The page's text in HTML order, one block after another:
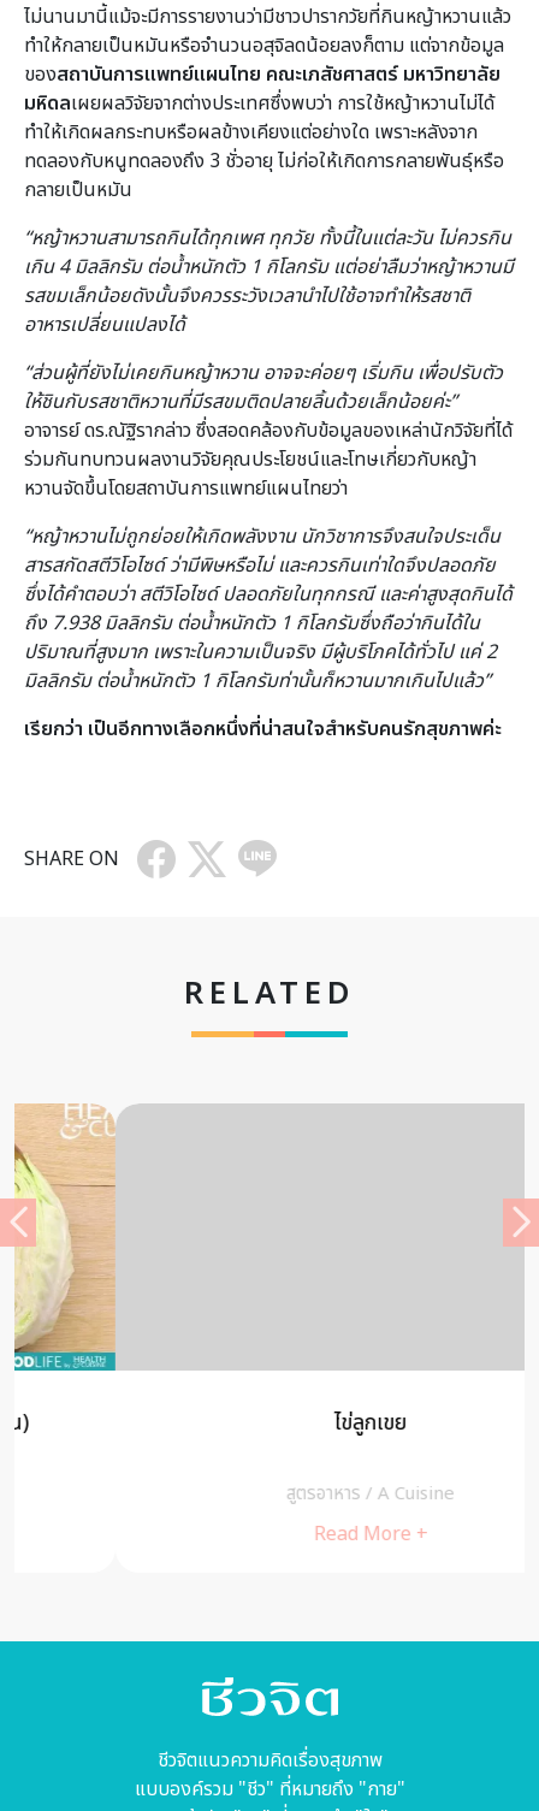
ไม่นานมานี้แม้จะมีการรายงานว่ามีชาวปารากวัยที่กินหญ้าหวานแล้ว
ทำให้กลายเป็นหมันหรือจำนวนอสุจิลดน้อยลงก็ตาม แต่จากข้อมูล
ของสถาบันการแพทย์แผนไทย คณะเภสัชศาสตร์ มหาวิทยาลัย
มหิดลเผยผลวิจัยจากต่างประเทศซึ่งพบว่า การใช้หญ้าหวานไม่ได้
ทำให้เกิดผลกระทบหรือผลข้างเคียงแต่อย่างใด เพราะหลังจาก
ทดลองกับหนูทดลองถึง 3 ชั่วอายุ ไม่ก่อให้เกิดการกลายพันธุ์หรือ
กลายเป็นหมัน
“หญ้าหวานสามารถกินได้ทุกเพศ ทุกวัย ทั้งนี้ในแต่ละวัน ไม่ควรกิน
เกิน4มิลลิกรัม ต่อน้ำหนักตัว 1 กิโลกรัม แต่อย่าลืมว่าหญ้าหวานมี
รสขมเล็กน้อยดังนั้นจึงควรระวังเวลานำไปใช้อาจทำให้รสชาติ
อาหารเปลี่ยนแปลงได้
“ส่วนผู้ที่ยังไม่เคยกินหญ้าหวาน อาจจะค่อยๆ เริ่มกิน เพื่อปรับตัว
ให้ชินกับรสชาติหวานที่มีรสขมติดปลายลิ้นด้วยเล็กน้อยค่ะ”
อาจารย์ ดร.ณัฐิรากล่าว ซึ่งสอดคล้องกับข้อมูลของเหล่านักวิจัยที่ได้
ร่วมกันทบทวนผลงานวิจัยคุณประโยชน์และโทษเกี่ยวกับหญ้า
หวานจัดขึ้นโดยสถาบันการแพทย์แผนไทยว่า
“หญ้าหวานไม่ถูกย่อยให้เกิดพลังงาน นักวิชาการจึงสนใจประเด็น
สารสกัดสตีวิโอไซด์ ว่ามีพิษหรือไม่ และควรกินเท่าใดจึงปลอดภัย
ซึ่งได้คำตอบว่า สตีวิโอไซด์ ปลอดภัยในทุกกรณี และค่าสูงสุดกินได้
ถึง 7.938มิลลิกรัม ต่อน้ำหนักตัว 1 กิโลกรัมซึ่งถือว่ากินได้ใน
ปริมาณที่สูงมาก เพราะในความเป็นจริง มีผู้บริโภคได้ทั่วไป แค่2
มิลลิกรัม ต่อน้ำหนักตัว 1 กิโลกรัมท่านั้นก็หวานมากเกินไปแล้ว”
เรียกว่า เป็นอีกทางเลือกหนึ่งที่น่าสนใจสำหรับคนรักสุขภาพค่ะ
SHARE ON
RELATED
A Cuisine
Read More +
ชีวจิตแนวความคิดเรื่องสุขภาพ
แบบองค์รวม "ชีว" ที่หมายถึง "กาย"